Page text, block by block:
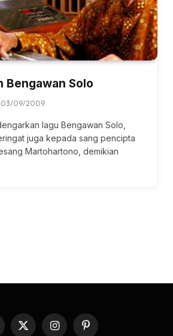
Bengawan Solo
03/09/2009
lagu Bengawan Solo,
juga kepada sang pencipta
Martohartono, demikian
X InstagramPinterest